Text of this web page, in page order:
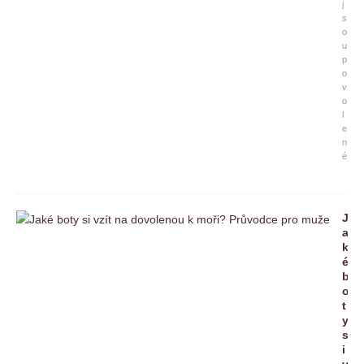
j
s
o
u
p
o
v
o
l
e
n
é
J
a
k
é
b
o
t
y
s
i